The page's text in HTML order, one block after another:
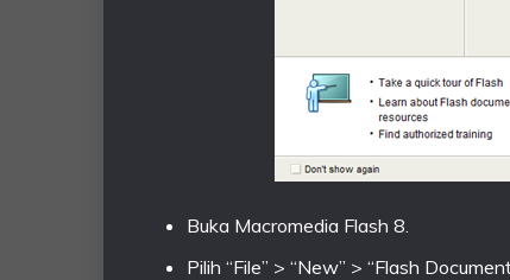
Buka Macromedia Flash 8.
Pilih “File” > “New” > “Flash